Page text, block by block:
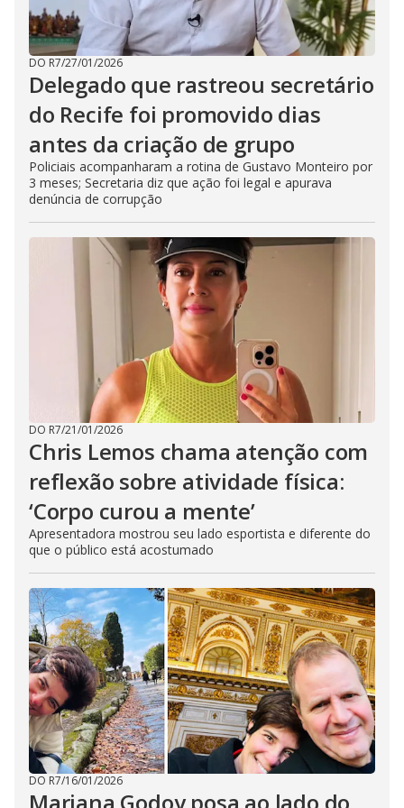
DO R7/27/01/2026
Delegado que rastreou secretário
do Recife foi promovido dias
antes da criação de grupo
Policiais acompanharam a rotina de Gustavo Monteiro por
3 meses; Secretaria diz que ação foi legal e apurava
denúncia de corrupção
DO R7/21/01/2026
Chris Lemos chama atenção com
reflexão sobre atividade física:
‘Corpo curou a mente’
Apresentadora mostrou seu lado esportista e diferente do
que o público está acostumado
DO R7/16/01/2026